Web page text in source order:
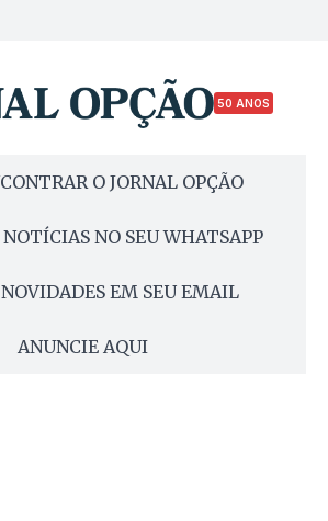
50 ANOS
O JORNAL OPÇÃO
NOTÍCIAS NO SEU WHATSAPP
EM SEU EMAIL
ANUNCIE AQUI